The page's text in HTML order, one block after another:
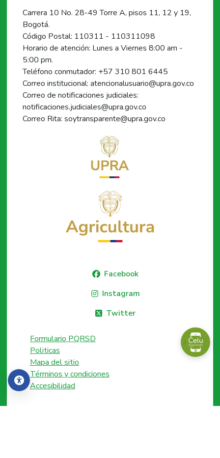
Accesibilidad
Carrera 10 No. 28-49 Torre A, pisos 11, 12 y 19,
Bogotá.
Código Postal: 110311 - 110311098
Horario de atención: Lunes a Viernes 8:00 am -
5:00 pm.
Teléfono conmutador: +57 310 801 6445
Correo institucional: atencionalusuario@upra.gov.co
Correo de notificaciones judiciales:
notificaciones.judiciales@upra.gov.co
Correo Rita: soytransparente@upra.gov.co
Facebook
Instagram
Twitter
Formulario PQRSD
Politicas
Mapa del sitio
Términos y condiciones
Accesibilidad